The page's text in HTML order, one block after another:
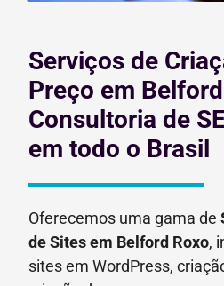
Serviços de
Preço em
Consultoria de
em todo o Brasil
Oferecemos uma gama de
de Sites em Belford Roxo,
sites em WordPress,